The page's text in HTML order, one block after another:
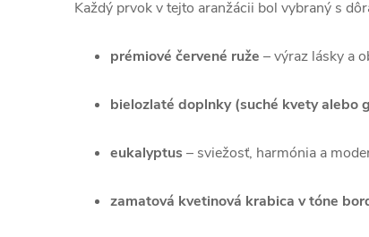
Každý prvok v tejto aranžácii bol vybraný s
prémiové červené ruže – výraz lásky a
bielozlaté doplnky (suché kvety alebo
eukalyptus – sviežosť, harmónia a
zamatová kvetinová krabica v tóne